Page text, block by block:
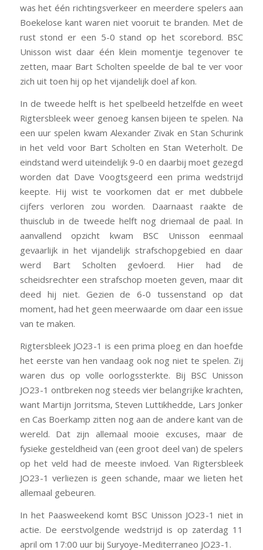
was het één richtingsverkeer en meerdere spelers aan
Boekelose kant waren niet vooruit te branden. Met de
rust stond er een 5-0 stand op het scorebord. BSC
Unisson wist daar één klein momentje tegenover te
zetten, maar Bart Scholten speelde de bal te ver voor
zich uit toen hij op het vijandelijk doel af kon.
In de tweede helft is het spelbeeld hetzelfde en weet
Rigtersbleek weer genoeg kansen bijeen te spelen. Na
een uur spelen kwam Alexander Zivak en Stan Schurink
in het veld voor Bart Scholten en Stan Weterholt. De
eindstand werd uiteindelijk 9-0 en daarbij moet gezegd
worden dat Dave Voogtsgeerd een prima wedstrijd
keepte. Hij wist te voorkomen dat er met dubbele
cijfers verloren zou worden. Daarnaast raakte de
thuisclub in de tweede helft nog driemaal de paal. In
aanvallend opzicht kwam BSC Unisson eenmaal
gevaarlijk in het vijandelijk strafschopgebied en daar
werd Bart Scholten gevloerd. Hier had de
scheidsrechter een strafschop moeten geven, maar dit
deed hij niet. Gezien de 6-0 tussenstand op dat
moment, had het geen meerwaarde om daar een issue
van te maken.
Rigtersbleek JO23-1 is een prima ploeg en dan hoefde
het eerste van hen vandaag ook nog niet te spelen. Zij
waren dus op volle oorlogssterkte. Bij BSC Unisson
JO23-1 ontbreken nog steeds vier belangrijke krachten,
want Martijn Jorritsma, Steven Luttikhedde, Lars Jonker
en Cas Boerkamp zitten nog aan de andere kant van de
wereld. Dat zijn allemaal mooie excuses, maar de
fysieke gesteldheid van (een groot deel van) de spelers
op het veld had de meeste invloed. Van Rigtersbleek
JO23-1 verliezen is geen schande, maar we lieten het
allemaal gebeuren.
In het Paasweekend komt BSC Unisson JO23-1 niet in
actie. De eerstvolgende wedstrijd is op zaterdag 11
april om 17:00 uurbij Suryoye-Mediterraneo JO23-1.